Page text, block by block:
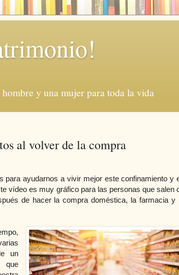
y una mujer para toda la vida
al volver de la compra
para ayudarnos a vivir mejor este confinamiento y
vídeo es muy gráfico para las personas que salen
de hacer la compra doméstica, la farmacia y
un
que